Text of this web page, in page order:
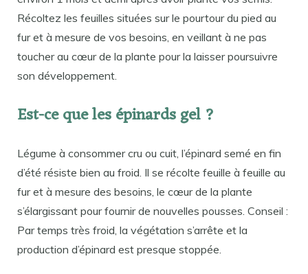
Récoltez les feuilles situées sur le pourtour du pied au
fur et à mesure de vos besoins, en veillant à ne pas
toucher au cœur de la plante pour la laisser poursuivre
son développement.
Est-ce que les épinards gel ?
Légume à consommer cru ou cuit, l’épinard semé en fin
d’été résiste bien au froid. Il se récolte feuille à feuille au
fur et à mesure des besoins, le cœur de la plante
s’élargissant pour fournir de nouvelles pousses. Conseil :
Par temps très froid, la végétation s’arrête et la
production d’épinard est presque stoppée.